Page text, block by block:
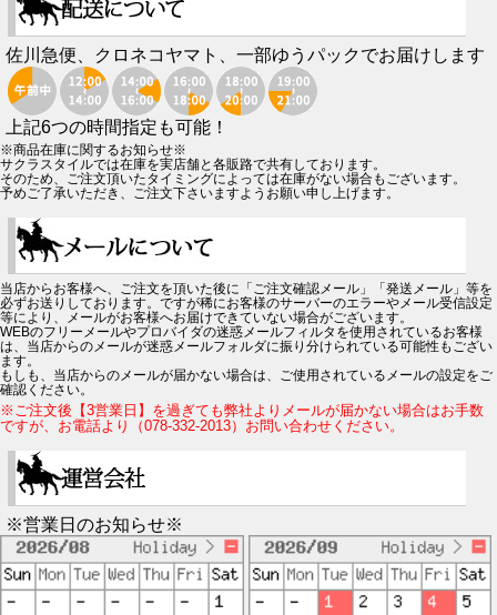
佐川急便、クロネコヤマト、一部ゆうパックでお届けします
上記6つの時間指定も可能！
※商品在庫に関するお知らせ※
サクラスタイルでは在庫を実店舗と各販路で共有しております。
そのため、ご注文頂いたタイミングによっては在庫がない場合もございます。
予めご了承いただき、ご注文下さいますようお願い申し上げます。
当店からお客様へ、ご注文を頂いた後に「ご注文確認メール」「発送メール」等を
必ずお送りしております。ですが稀にお客様のサーバーのエラーやメール受信設定
等により、メールがお客様へお届けできていない場合がございます。
WEBのフリーメールやプロバイダの迷惑メールフィルタを使用されているお客様
は、当店からのメールが迷惑メールフォルダに振り分けられている可能性もござい
ます。
もしも、当店からのメールが届かない場合は、ご使用されているメールの設定をご
確認ください。
※ご注文後【3営業日】を過ぎても弊社よりメールが届かない場合はお手数
ですが、お電話より（078-332-2013）お問い合わせください。
※営業日のお知らせ※